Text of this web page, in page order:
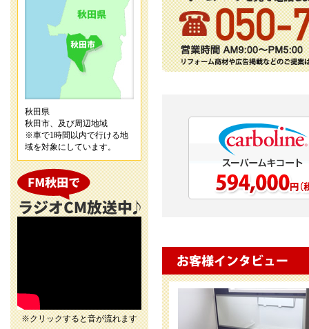
秋田県
秋田市、及び周辺地域
※車で1時間以内で行ける地
域を対象にしています。
※クリックすると音が流れます